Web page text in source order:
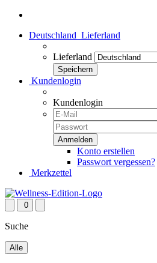
Deutschland Lieferland
Lieferland
Kundenlogin
Kundenlogin
Konto erstellen
Passwort vergessen?
Merkzettel
0
Suche
Alle